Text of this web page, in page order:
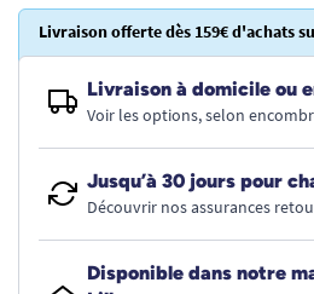
Livraison offerte dès 159€ d'achats
Livraison à domicile ou
Voir les options, selon
Jusqu’à 30 jours pour
Découvrir nos assurances
Disponible dans notre